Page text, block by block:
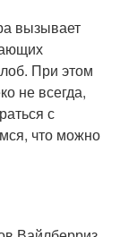
вызывает
При этом
не всегда,
с
что можно